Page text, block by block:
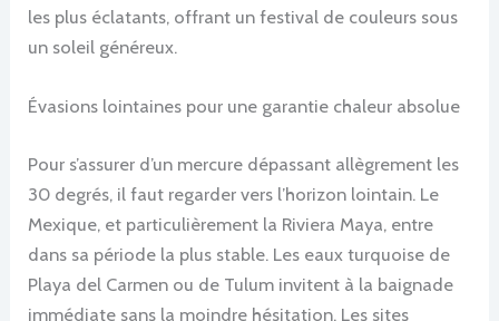
les plus éclatants, offrant un festival de couleurs sous
un soleil généreux.
Évasions lointaines pour une garantie chaleur absolue
Pour s’assurer d’un mercure dépassant allègrement les
30 degrés, il faut regarder vers l’horizon lointain. Le
Mexique, et particulièrement la Riviera Maya, entre
dans sa période la plus stable. Les eaux turquoise de
Playa del Carmen ou de Tulum invitent à la baignade
immédiate sans la moindre hésitation. Les sites